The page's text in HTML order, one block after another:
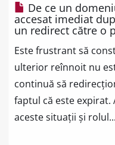
De ce un
accesat imediat
un redirect către o
Este frustrant să
ulterior reînnoit nu
continuă să
faptul că este expirat.
aceste situații și rolul...